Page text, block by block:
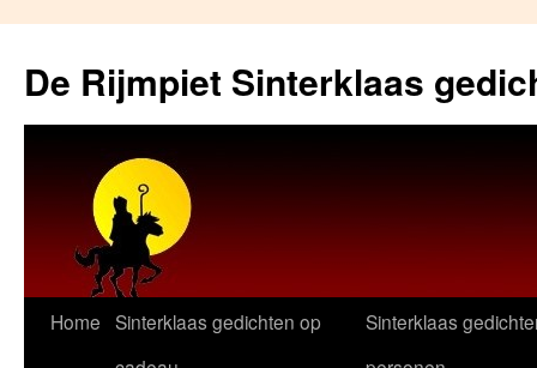
content
De Rijmpiet Sinterklaas
Home Sinterklaas gedichten op
Sinterklaas